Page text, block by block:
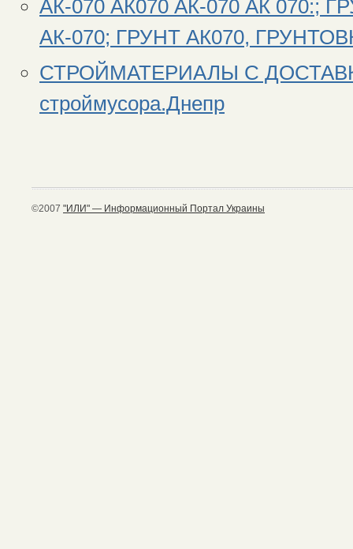
АК-070 АК070 АК-070 АК 070:;
АК-070; ГРУНТ АК070,
СТРОЙМАТЕРИАЛЫ С
строймусора.Днепр
©2007 "ИЛИ" — Информационный Портал Украины